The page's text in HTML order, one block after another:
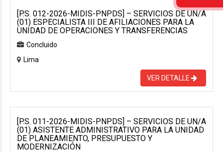
[P.S. 012-2026-MIDIS-PNPDS] – SERVICIOS DE UN/A
(01) ESPECIALISTA III DE AFILIACIONES PARA LA
UNIDAD DE OPERACIONES Y TRANSFERENCIAS
Concluido
Lima
VER DETALLE
[P.S. 011-2026-MIDIS-PNPDS] – SERVICIOS DE UN/A
(01) ASISTENTE ADMINISTRATIVO PARA LA UNIDAD
DE PLANEAMIENTO, PRESUPUESTO Y
MODERNIZACIÓN